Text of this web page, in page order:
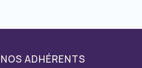
NOS ADHÉRENTS